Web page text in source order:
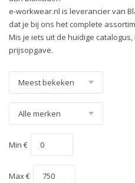
e-workwear.nl is leverancier van
dat je bij ons het complete
Mis je iets uit de huidige
prijsopgave.
Min €
Max €